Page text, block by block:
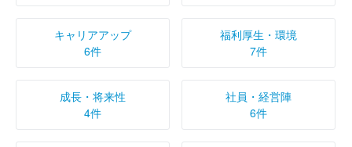
キャリアアップ
6件
福利厚生・環境
7件
成長・将来性
4件
社員・経営陣
6件